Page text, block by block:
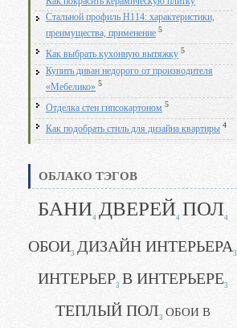
Стальной профиль Н114: характеристики,
преимущества, применение 5
Как выбрать кухонную вытяжку 5
Купить диван недорого от производителя
«Мебелико» 5
Отделка стен гипсокартоном 5
Как подобрать стиль для дизайна квартиры 4
ОБЛАКО ТЭГОВ
БАНИ4 ДВЕРЕЙ4 ПОЛ4
ОБОИ3 ДИЗАЙН ИНТЕРЬЕРА3
ИНТЕРЬЕР3 В ИНТЕРЬЕРЕ3
ТЕПЛЫЙ ПОЛ3 ОБОИ В